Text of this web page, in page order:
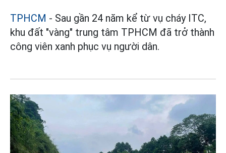
TPHCM - Sau gần 24 năm kể từ vụ cháy ITC,
khu đất "vàng" trung tâm TPHCM đã trở thành
công viên xanh phục vụ người dân.